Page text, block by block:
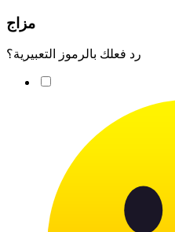
مزاج
رد فعلك بالرموز التعبيرية؟